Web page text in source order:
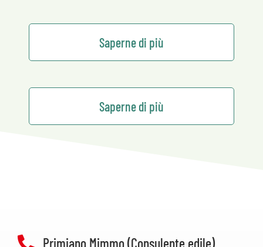
Saperne di più
Saperne di più
Primiano Mimmo (Consulente edile)